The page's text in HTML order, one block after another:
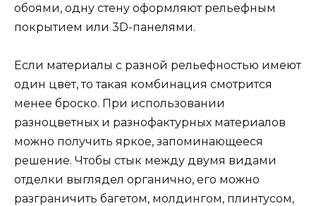
обоями, одну стену оформляют рельефным
покрытием или 3D-панелями.
Если материалы с разной рельефностью имеют
один цвет, то такая комбинация смотрится
менее броско. При использовании
разноцветных и разнофактурных материалов
можно получить яркое, запоминающееся
решение. Чтобы стык между двумя видами
отделки выглядел органично, его можно
разграничить багетом, молдингом, плинтусом,